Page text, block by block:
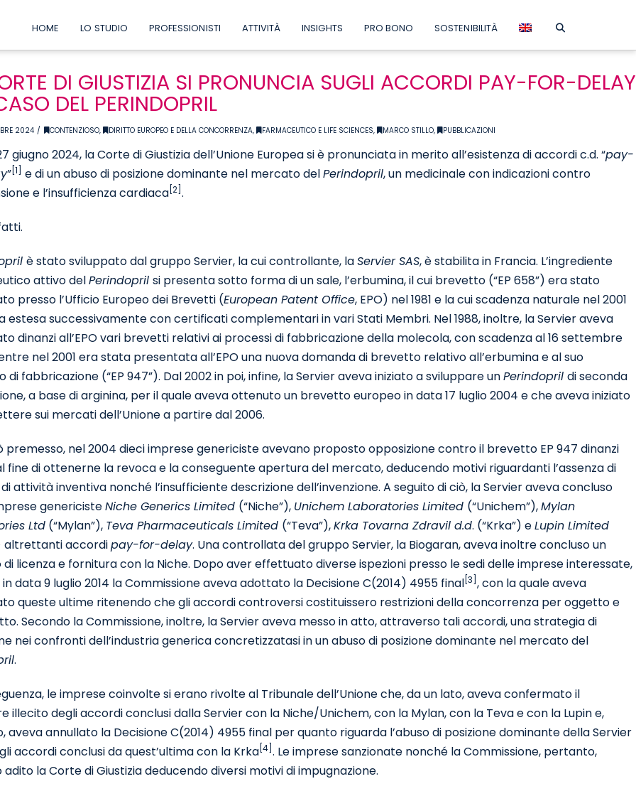
HOME LO STUDIO PROFESSIONISTI ATTIVITÀ INSIGHTS PRO BONO SOSTENIBILITÀ
DI GIUSTIZIA SI PRONUNCIA SUGLI ACCORDI PAY-FOR-DELAY
DEL PERINDOPRIL
2024 CONTENZIOSO, DIRITTO EUROPEO E DELLA CONCORRENZA, FARMACEUTICO E LIFE SCIENCES, MARCO STILLO, PUBBLICAZIONI
giugno 2024, la Corte di Giustizia dell’Unione Europea si è pronunciata in merito all’esistenza di accordi c.d. “pay-
”[1] e di un abuso di posizione dominante nel mercato delPerindopril, un medicinale con indicazioni contro
e l’insufficienza cardiaca[2] .
è stato sviluppato dal gruppo Servier, la cui controllante, laServier SAS, è stabilita in Francia. L’ingrediente
attivo delPerindopril si presenta sotto forma di un sale, l’erbumina, il cui brevetto (“EP 658”) era stato
presso l’Ufficio Europeo dei Brevetti (European Patent Office, EPO) nel 1981 e la cui scadenza naturale nel 2001
estesa successivamente con certificati complementari in vari Stati Membri. Nel 1988, inoltre, la Servier aveva
dinanzi all’EPO vari brevetti relativi ai processi di fabbricazione della molecola, con scadenza al 16 settembre
nel 2001 era stata presentata all’EPO una nuova domanda di brevetto relativo all’erbumina e al suo
di fabbricazione (“EP 947”). Dal 2002 in poi, infine, la Servier aveva iniziato a sviluppare unPerindopril di seconda
a base di arginina, per il quale aveva ottenuto un brevetto europeo in data 17 luglio 2004 e che aveva iniziato
sui mercati dell’Unione a partire dal 2006.
premesso, nel 2004 dieci imprese genericiste avevano proposto opposizione contro il brevetto EP 947 dinanzi
fine di ottenerne la revoca e la conseguente apertura del mercato, deducendo motivi riguardanti l’assenza di
attività inventiva nonché l’insufficiente descrizione dell’invenzione. A seguito di ciò, la Servier aveva concluso
genericisteNiche Generics Limited (“Niche”), Unichem Laboratories Limited (“Unichem”),Mylan
Ltd(“Mylan”), Teva Pharmaceuticals Limited (“Teva”),Krka Tovarna Zdravil d.d. (“Krka”) eLupin Limited
altrettanti accordipay-for-delay. Una controllata del gruppo Servier, la Biogaran, aveva inoltre concluso un
licenza e fornitura con la Niche. Dopo aver effettuato diverse ispezioni presso le sedi delle imprese interessate,
data 9 luglio 2014 la Commissione aveva adottato la Decisione C(2014) 4955 final[3] , con la quale aveva
queste ultime ritenendo che gli accordi controversi costituissero restrizioni della concorrenza per oggetto e
Secondo la Commissione, inoltre, la Servier aveva messo in atto, attraverso tali accordi, una strategia di
nei confronti dell’industria generica concretizzatasi in un abuso di posizione dominante nel mercato del
.
le imprese coinvolte si erano rivolte al Tribunale dell’Unione che, da un lato, aveva confermato il
illecito degli accordi conclusi dalla Servier con la Niche/Unichem, con la Mylan, con la Teva e con la Lupin e,
aveva annullato la Decisione C(2014) 4955 final per quanto riguarda l’abuso di posizione dominante della Servier
accordi conclusi da quest’ultima con la Krka[4] . Le imprese sanzionate nonché la Commissione, pertanto,
adito la Corte di Giustizia deducendo diversi motivi di impugnazione.